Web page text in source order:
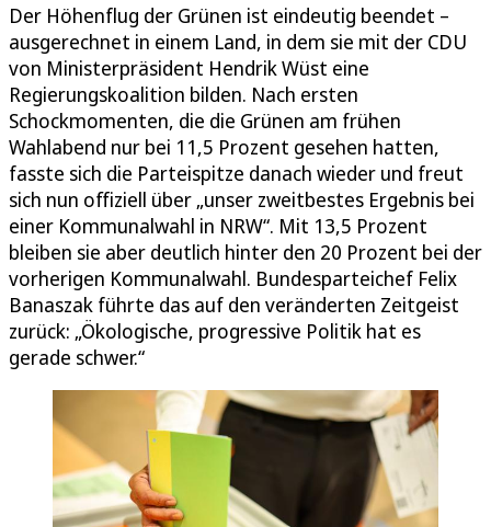
Der Höhenflug der Grünen ist eindeutig beendet –
ausgerechnet in einem Land, in dem sie mit der CDU
von Ministerpräsident Hendrik Wüst eine
Regierungskoalition bilden. Nach ersten
Schockmomenten, die die Grünen am frühen
Wahlabend nur bei 11,5 Prozent gesehen hatten,
fasste sich die Parteispitze danach wieder und freut
sich nun offiziell über „unser zweitbestes Ergebnis bei
einer Kommunalwahl in NRW“. Mit 13,5 Prozent
bleiben sie aber deutlich hinter den 20 Prozent bei der
vorherigen Kommunalwahl. Bundesparteichef Felix
Banaszak führte das auf den veränderten Zeitgeist
zurück: „Ökologische, progressive Politik hat es
gerade schwer.“